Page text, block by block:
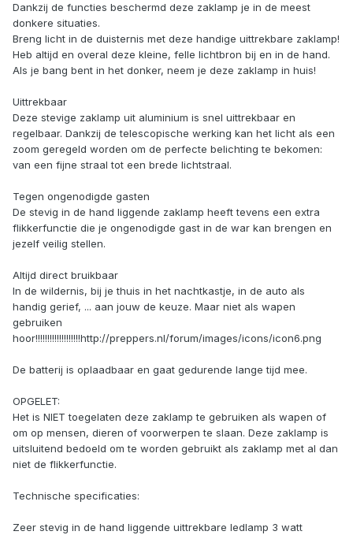
Dankzij de functies beschermd deze zaklamp je in de meest
donkere situaties.
Breng licht in de duisternis met deze handige uittrekbare zaklamp!
Heb altijd en overal deze kleine, felle lichtbron bij en in de hand.
Als je bang bent in het donker, neem je deze zaklamp in huis!
Uittrekbaar
Deze stevige zaklamp uit aluminium is snel uittrekbaar en
regelbaar. Dankzij de telescopische werking kan het licht als een
zoom geregeld worden om de perfecte belichting te bekomen:
van een fijne straal tot een brede lichtstraal.
Tegen ongenodigde gasten
De stevig in de hand liggende zaklamp heeft tevens een extra
flikkerfunctie die je ongenodigde gast in de war kan brengen en
jezelf veilig stellen.
Altijd direct bruikbaar
In de wildernis, bij je thuis in het nachtkastje, in de auto als
handig gerief, ... aan jouw de keuze. Maar niet als wapen
gebruiken
hoor!!!!!!!!!!!!!!!!!!!http://preppers.nl/forum/images/icons/icon6.png
De batterij is oplaadbaar en gaat gedurende lange tijd mee.
OPGELET:
Het is NIET toegelaten deze zaklamp te gebruiken als wapen of
om op mensen, dieren of voorwerpen te slaan. Deze zaklamp is
uitsluitend bedoeld om te worden gebruikt als zaklamp met al dan
niet de flikkerfunctie.
Technische specificaties:
Zeer stevig in de hand liggende uittrekbare ledlamp 3 watt